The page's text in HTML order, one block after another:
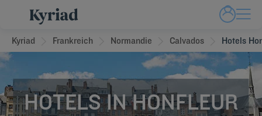
Kyriad Frankreich Normandie Calvados Hotels
HOTELS IN HONFLEUR